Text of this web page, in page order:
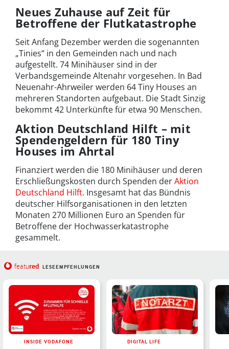
Neues Zuhause auf Zeit für
Betroffene der Flutkatastrophe
Seit Anfang Dezember werden die sogenannten
„Tinies“ in den Gemeinden nach und nach
aufgestellt. 74 Minihäuser sind in der
Verbandsgemeinde Altenahr vorgesehen. In Bad
Neuenahr-Ahrweiler werden 64 Tiny Houses an
mehreren Standorten aufgebaut. Die Stadt Sinzig
bekommt 42 Unterkünfte für etwa 90 Menschen.
Aktion Deutschland Hilft – mit
Spendengeldern für 180 Tiny
Houses im Ahrtal
Finanziert werden die 180 Minihäuser und deren
Erschließungskosten durch Spenden derAktion
Deutschland Hilft. Insgesamt hat das Bündnis
deutscher Hilfsorganisationen in den letzten
Monaten 270 Millionen Euro an Spenden für
Betroffene der Hochwasserkatastrophe
gesammelt.
featured LESEEMPFEHLUNGEN
INSIDE VODAFONE DIGITAL LIFE